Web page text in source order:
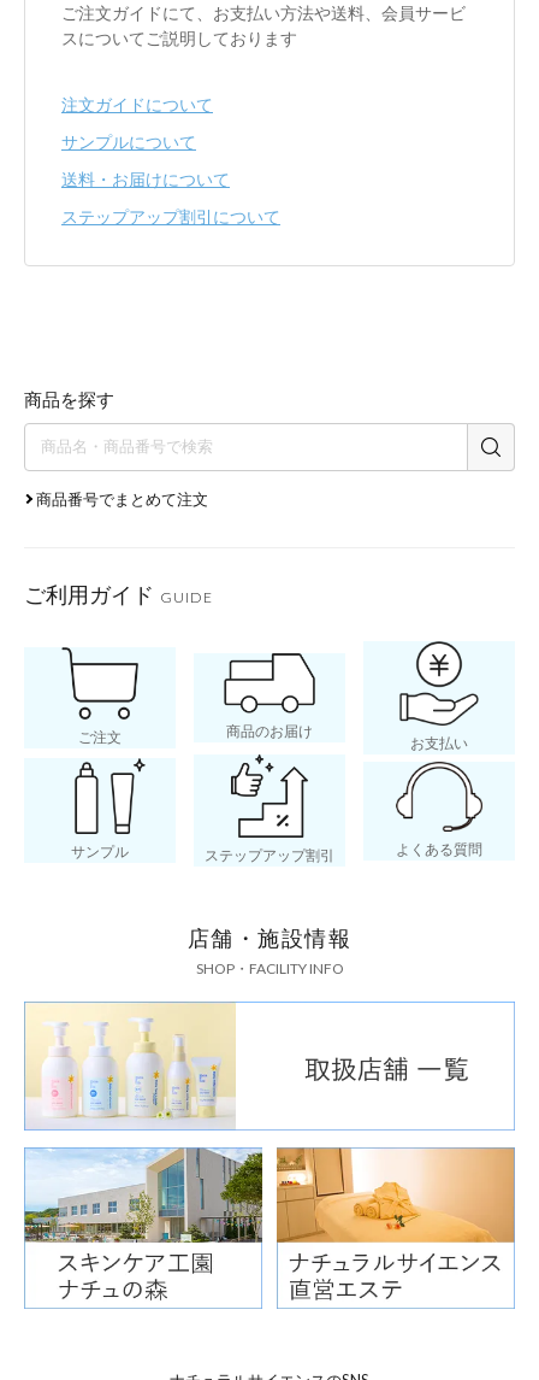
ご注文ガイドにて、お支払い方法や送料、会員サービ
スについてご説明しております
注文ガイドについて
サンプルについて
送料・お届けについて
ステップアップ割引について
商品を探す
商品番号でまとめて注文
ご利用ガイド GUIDE
ご注文 商品のお届け
お支払い
サンプル ステップアップ割引 よくある質問
店舗・施設情報
SHOP・FACILITY INFO